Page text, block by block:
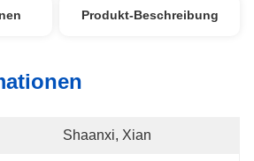
Produkt-Beschreibung
Shaanxi, Xian